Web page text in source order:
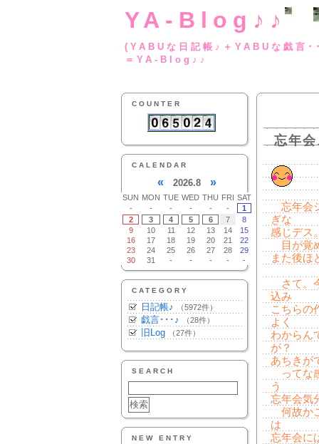
YA-Blog♪♪
(YABUな日記帳♪
＝YA-Blog♪♪
COUNTER
CALENDAR
« 2026.8 »
SUN MON TUE WED THU FRI SAT
-
- - - - -
1
2
3 4 5 6 7
8
9
10 11 12 13 14
15
16
17 18 19 20 21
22
23
24 25 26 27 28
29
30
31 - - - - -
CATEGORY
日記帳♪ （5972件）
戯言･･･♪ （28件）
旧Log （27件）
SEARCH
NEW ENTRY
忘年
忘年会
ぎな
感じデス
目が覚
また後ほ
さて。
込み
こちらの
よく
わからん
が？
あちきが
ってな
う
忘年会気
何故か
は
忘年会に